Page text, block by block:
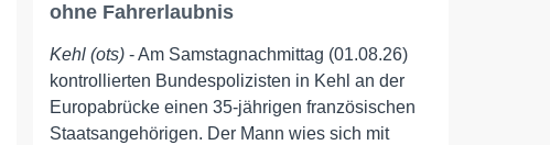
ohne Fahrerlaubnis
Kehl (ots) - Am Samstagnachmittag (01.08.26)
kontrollierten Bundespolizisten in Kehl an der
Europabrücke einen 35-jährigen französischen
Staatsangehörigen. Der Mann wies sich mit